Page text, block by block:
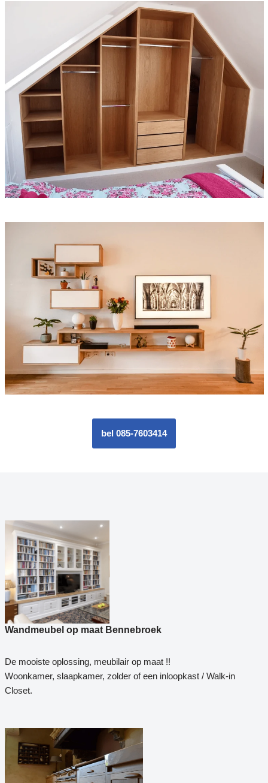
bel 085-7603414
Wandmeubel op maat Bennebroek
De mooiste oplossing, meubilair op maat !!
Woonkamer, slaapkamer, zolder of een inloopkast / Walk-in
Closet.